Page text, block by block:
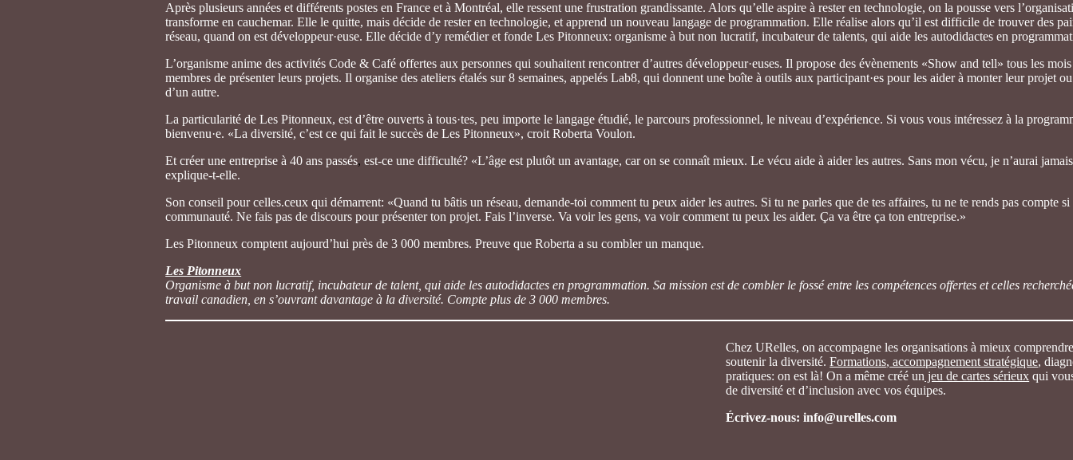
Après plusieurs années et différents postes en France et à Montréal, elle ressent une frustration grandissante. Alors qu’elle aspire à rester en technologie, on la pousse vers
transforme en cauchemar. Elle le quitte, mais décide de rester en technologie, et apprend un nouveau langage de programmation. Elle réalise alors qu’il est difficile de trouver des
réseau, quand on est développeur·euse. Elle décide d’y remédier et fonde Les Pitonneux: organisme à but non lucratif, incubateur de talents, qui aide les autodidactes en
L’organisme anime des activités Code & Café offertes aux personnes qui souhaitent rencontrer d’autres développeur·euses. Il propose des évènements «Show and tell» tous les
membres de présenter leurs projets. Il organise des ateliers étalés sur 8 semaines, appelés Lab8, qui donnent une boîte à outils aux participant·es pour les aider à monter leur projet
d’un autre.
La particularité de Les Pitonneux, est d’être ouverts à tous·tes, peu importe le langage étudié, le parcours professionnel, le niveau d’expérience. Si vous vous intéressez à la
bienvenu·e. «La diversité, c’est ce qui fait le succès de Les Pitonneux», croit Roberta Voulon.
Et créer une entreprise à 40 ans passés, est-ce une difficulté? «L’âge est plutôt un avantage, car on se connaît mieux. Le vécu aide à aider les autres. Sans mon vécu, je n’aurai
explique-t-elle.
Son conseil pour celles.ceux qui démarrent: «Quand tu bâtis un réseau, demande-toi comment tu peux aider les autres. Si tu ne parles que de tes affaires, tu ne te rends pas compte
communauté. Ne fais pas de discours pour présenter ton projet. Fais l’inverse. Va voir les gens, va voir comment tu peux les aider. Ça va être ça ton entreprise.»
Les Pitonneux comptent aujourd’hui près de 3 000 membres. Preuve que Roberta a su combler un manque.
Les Pitonneux
Organisme à but non lucratif, incubateur de talent, qui aide les autodidactes en programmation. Sa mission est de combler le fossé entre les compétences offertes et celles
travail canadien, en s’ouvrant davantage à la diversité. Compte plus de 3 000 membres.
Chez URelles, on accompagne les organisations à mieux
soutenir la diversité.Formations, accompagnement stratégique,
pratiques: on est là! On a même créé un jeu de cartes sérieux qui
de diversité et d’inclusion avec vos équipes.
Écrivez-nous: info@urelles.com